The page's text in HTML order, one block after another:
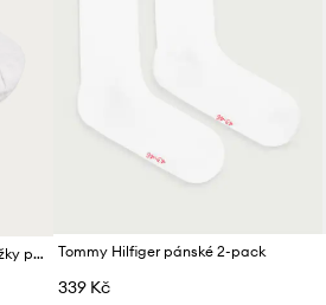
Tommy Hilfiger kotníkové ponožky pánské s bavlnou 2-pack Tommy Hilfiger pánské 2-pack
339 Kč